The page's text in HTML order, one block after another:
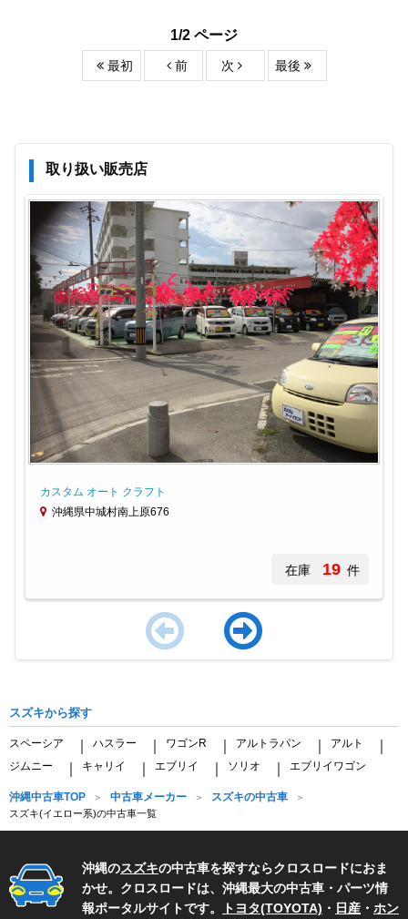
1/2 ページ
最初 前 次 最後
取り扱い販売店
カスタム オート クラフト
沖縄県中城村南上原676
在庫 19 件
4
スズキから探す
スペーシア ハスラー ワゴンR アルトラパン アルト
ジムニー キャリイ エブリイ ソリオ エブリイワゴン
沖縄中古車TOP 中古車メーカー スズキの中古車
スズキ(イエロー系)の中古車一覧
沖縄のスズキの中古車を探すならクロスロードにおま
かせ。クロスロードは、沖縄最大の中古車・パーツ情
報ポータルサイトです。
トヨタ(TOYOTA) ・ 日産 ・ ホン